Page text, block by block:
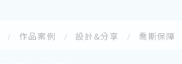
作品案例 設計&分享 喬斯保障